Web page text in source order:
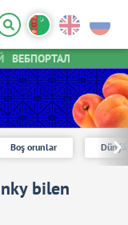
ВЕБПОРТАЛ
Boş orunlar
bilen